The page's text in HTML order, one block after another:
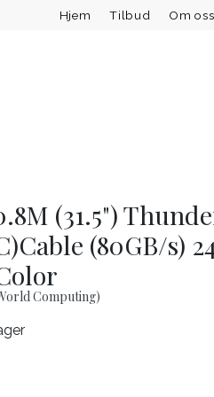
Hjem Tilbud Om oss
(31.5")
(80GB/s)
Computing)